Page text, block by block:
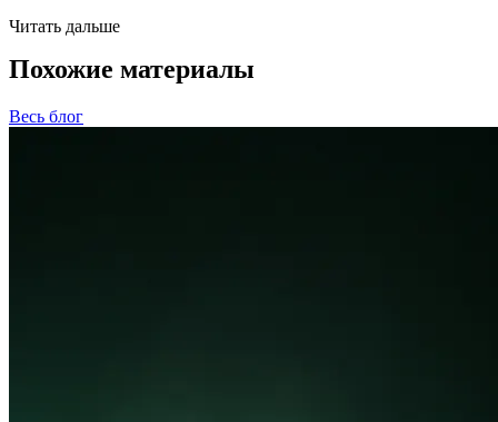
Читать дальше
Похожие материалы
Весь блог